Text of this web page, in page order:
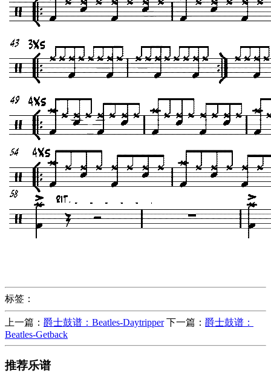
标签：
上一篇： 爵士鼓谱：Beatles-Daytripper下一篇： 爵士鼓谱：
Beatles-Getback
推荐乐谱